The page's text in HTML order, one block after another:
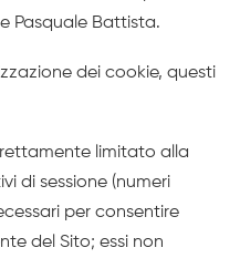
Pasquale Battista.
dei cookie, questi
limitato alla
di sessione (numeri
per consentire
del Sito; essi non